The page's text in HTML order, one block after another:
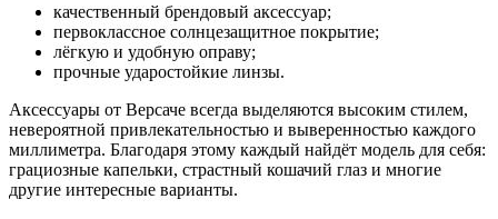
качественный брендовый аксессуар;
первоклассное солнцезащитное покрытие;
лёгкую и удобную оправу;
прочные ударостойкие линзы.
Аксессуары от Версаче всегда выделяются высоким стилем,
невероятной привлекательностью и выверенностью каждого
миллиметра. Благодаря этому каждый найдёт модель для себя:
грациозные капельки, страстный кошачий глаз и многие
другие интересные варианты.